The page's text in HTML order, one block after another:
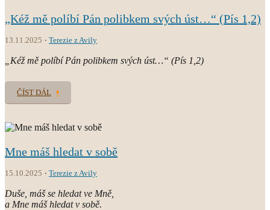
„Kéž mě políbí Pán polibkem svých úst…“ (Pís 1,2)
13.11.2025 Terezie z Avily
„Kéž mě políbí Pán polibkem svých úst…“ (Pís 1,2)
ČÍST DÁL
Mne máš hledat v sobě
15.10.2025 Terezie z Avily
Duše, máš se hledat ve Mně,
a Mne máš hledat v sobě.